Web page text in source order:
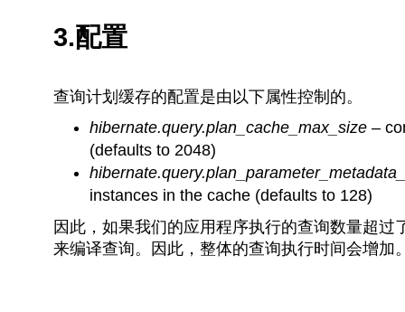
3.配置
查询计划缓存的配置是由以下属性控制的。
hibernate.query.plan_cache_max_size–
(defaults to 2048)
instances in the cache (defaults to 128)
因此，如果我们的应用程序执行的查询数量超
来编译查询。因此，整体的查询执行时间会增加